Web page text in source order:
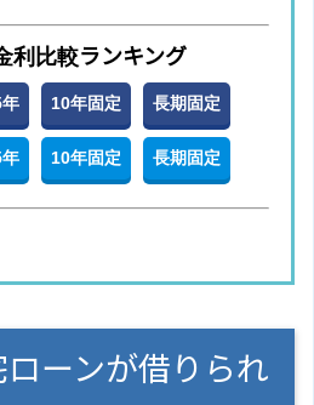
利比較ランキング
10年固定 長期固定
10年固定 長期固定
ーンが借りられ